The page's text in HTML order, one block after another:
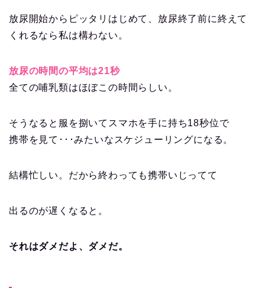
放尿開始からピッタリはじめて、放尿終了前に終えて
くれるなら私は構わない。
放尿の時間の平均は21秒
全ての哺乳類はほぼこの時間らしい。
そうなると服を捌いてスマホを手に持ち18秒位で
携帯を見て･･･みたいなスケジューリングになる。
結構忙しい。だから終わっても携帯いじってて
出るのが遅くなると。
それはダメだよ、ダメだ。